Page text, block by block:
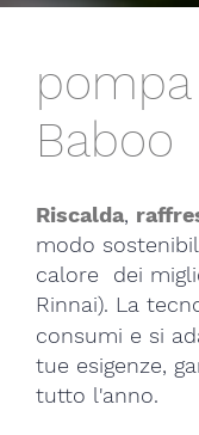
Baboo
Riscalda,
modo
calore dei
Rinnai). La
consumi e si
tue esigenze,
tutto l'anno.